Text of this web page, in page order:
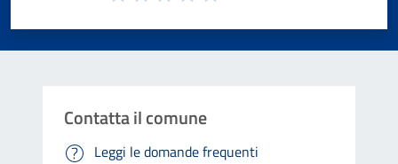
Contatta il comune
Leggi le domande frequenti